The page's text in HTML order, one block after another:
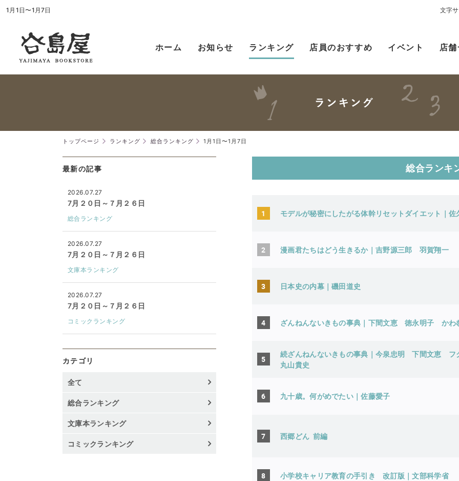
1月1日〜1月7日 文字
ホーム お知らせ ランキング 店員のおすすめ イベント 店
トップページ ランキング 総合ランキング 1月1日〜1月7日
総合ランキ
1 モデルが秘密にしたがる体幹リセットダイエット｜佐
2 漫画君たちはどう生きるか｜吉野源三郎 羽賀翔一
3 日本史の内幕｜磯田道史
4 ざんねんないきもの事典｜下間文恵 徳永明子 かわ
5
続ざんねんないきもの事典｜今泉忠明 下間文恵 フ
丸山貴史
6 九十歳。何がめでたい｜佐藤愛子
7 西郷どん 前編
8 小学校キャリア教育の手引き 改訂版｜文部科学省
最新の記事
2026.07.27
7月２０日～７月２６日
総合ランキング
2026.07.27
7月２０日～７月２６日
文庫本ランキング
2026.07.27
7月２０日～７月２６日
コミックランキング
カテゴリ
全て
総合ランキング
文庫本ランキング
コミックランキング